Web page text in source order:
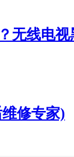
无线电
修专家)